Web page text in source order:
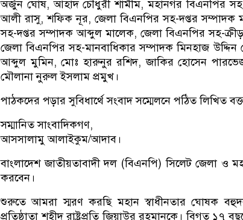
অর্জুন ঘোষ, আহাদ চৌধুরী শামীম, মহানগর বিএনপির
আলী রাসু, শফিক নূর, জেলা বিএনপির সহ-দপ্তর
সহ-দপ্তর সম্পাদক আব্দুল মালেক, জেলা বিএনপির সহ-
জেলা বিএনপির সহ-মানবাধিকার সম্পাদক মিনহাজ
আব্দুল মুমিন, মোঃ হারুনুর রশিদ, জাকির হোসেন
মৌলানা নুরুল ইসলাম প্রমুখ।
পাঠকদের পড়ার সুবিধার্থে সংবাদ সম্মেলনে পঠিত লিখিত
সম্মানিত সাংবাদিকগণ,
আসসালামু আলাইকুম/আদাব।
বাংলাদেশ জাতীয়তাবাদী দল (বিএনপি) সিলেট জেলা ও
করবেন।
শুরুতে আমরা স্মরণ করছি মহান স্বাধীনতার ঘোষক
প্রতিষ্ঠাতা শহীদ রাষ্ট্রপ্রতি জিয়াউর রহমানকে। বিগত ১৭